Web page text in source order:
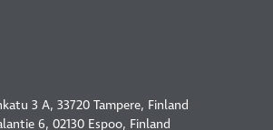
3 A, 33720 Tampere, Finland
6, 02130 Espoo, Finland